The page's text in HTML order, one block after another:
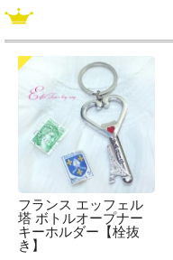
フランス エッフェル
塔 ボトルオープナー
キーホルダー【栓抜
き】